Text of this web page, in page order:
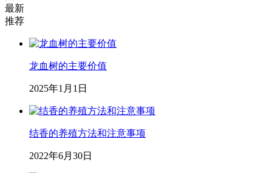
最新
推荐
龙血树的主要价值
2025年1月1日
结香的养殖方法和注意事项
2022年6月30日